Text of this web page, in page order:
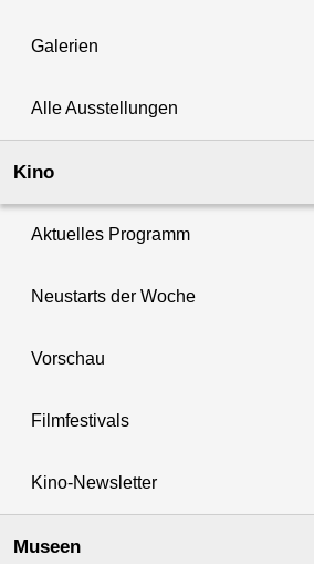
Galerien
Alle Ausstellungen
Kino
Aktuelles Programm
Neustarts der Woche
Vorschau
Filmfestivals
Kino-Newsletter
Museen